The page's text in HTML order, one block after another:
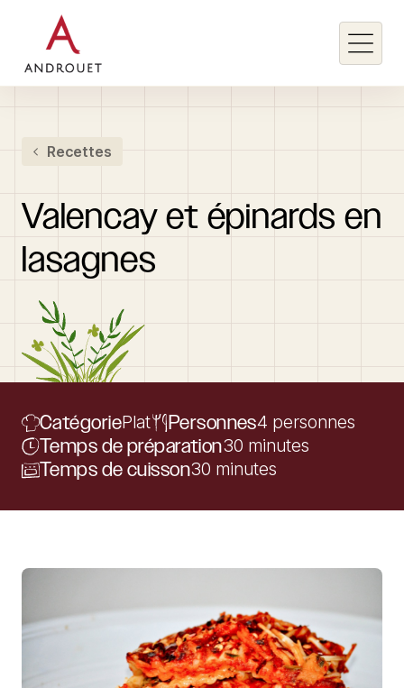
Rechercher un mot clé
Recettes
Valencay et épinards en
lasagnes
CatégoriePlat Personnes4 personnes
Temps de préparation30 minutes
Temps de cuisson30 minutes